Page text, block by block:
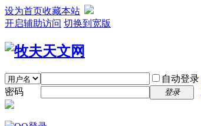
设为首页收藏本站
开启辅助访问 切换到宽版
自动登录
密码
登录